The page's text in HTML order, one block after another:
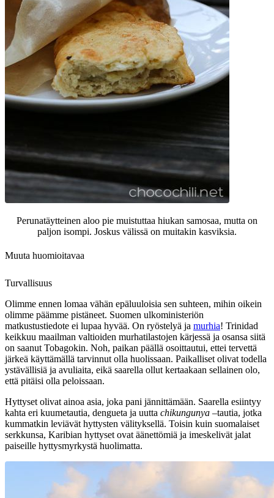
Perunatäytteinen aloo pie muistuttaa hiukan samosaa, mutta on
paljon isompi. Joskus välissä on muitakin kasviksia.
Muuta huomioitavaa
Turvallisuus
Olimme ennen lomaa vähän epäluuloisia sen suhteen, mihin oikein
olimme päämme pistäneet. Suomen ulkoministeriön
matkustustiedote ei lupaa hyvää. On ryöstelyä ja murhia! Trinidad
keikkuu maailman valtioiden murhatilastojen kärjessä ja osansa siitä
on saanut Tobagokin. Noh, paikan päällä osoittautui, ettei tervettä
järkeä käyttämällä tarvinnut olla huolissaan. Paikalliset olivat todella
ystävällisiä ja avuliaita, eikä saarella ollut kertaakaan sellainen olo,
että pitäisi olla peloissaan.
Hyttyset olivat ainoa asia, joka pani jännittämään. Saarella esiintyy
kahta eri kuumetautia, dengueta ja uutta chikungunya –tautia, jotka
kummatkin leviävät hyttysten välityksellä. Toisin kuin suomalaiset
serkkunsa, Karibian hyttyset ovat äänettömiä ja imeskelivät jalat
paiseille hyttysmyrkystä huolimatta.